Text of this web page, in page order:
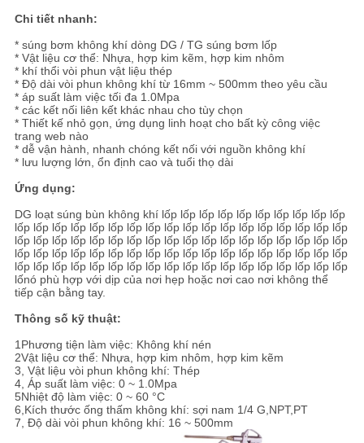
SƠ
ĐỒ
TRANG
WEB
PRIVACY
POLICY
Chi tiết nhanh:
* súng bơm không khí dòng DG / TG súng bơm lốp
* Vật liệu cơ thể: Nhựa, hợp kim kẽm, hợp kim nhôm
* khí thổi vòi phun vật liệu thép
* Độ dài vòi phun không khí từ 16mm ~ 500mm theo yêu cầu
* áp suất làm việc tối đa 1.0Mpa
* các kết nối liên kết khác nhau cho tùy chọn
* Thiết kế nhỏ gọn, ứng dụng linh hoạt cho bất kỳ công việc
trang web nào
* dễ vận hành, nhanh chóng kết nối với nguồn không khí
* lưu lượng lớn, ổn định cao và tuổi thọ dài
Ứng dụng:
DG loạt súng bùn không khí lốp lốp lốp lốp lốp lốp lốp lốp lốp lốp
lốp lốp lốp lốp lốp lốp lốp lốp lốp lốp lốp lốp lốp lốp lốp lốp lốp lốp
lốp lốp lốp lốp lốp lốp lốp lốp lốp lốp lốp lốp lốp lốp lốp lốp lốp lốp
lốp lốp lốp lốp lốp lốp lốp lốp lốp lốp lốp lốp lốp lốp lốp lốp lốp lốp
lốp lốp lốp lốp lốp lốp lốp lốp lốp lốp lốp lốp lốp lốp lốp lốp lốp lốp
lốnó phù hợp với dịp của nơi hẹp hoặc nơi cao nơi không thể
tiếp cận bằng tay.
Thông số kỹ thuật:
1Phương tiện làm việc: Không khí nén
2Vật liệu cơ thể: Nhựa, hợp kim nhôm, hợp kim kẽm
3, Vật liệu vòi phun không khí: Thép
4, Áp suất làm việc: 0 ~ 1.0Mpa
5Nhiệt độ làm việc: 0 ~ 60 °C
6,Kích thước ống thấm không khí: sợi nam 1/4 G,NPT,PT
7, Độ dài vòi phun không khí: 16 ~ 500mm